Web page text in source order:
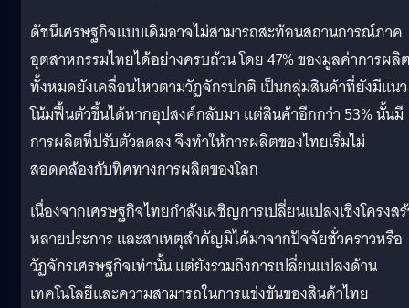
ดัชนีเศรษฐกิจแบบเดิมอาจไม่สามารถสะท้อนสถานการณ์ภาค
อุตสาหกรรมไทยได้อย่างครบถ้วน โดย 47% ของมูลค่าการผลิ
ทั้งหมดยังเคลื่อนไหวตามวัฏจักรปกติ เป็นกลุ่มสินค้าที่ยังมีแนว
โน้มฟื้นตัวขึ้นได้หากอุปสงค์กลับมา แต่สินค้าอีกกว่า 53% นั้นมี
การผลิตที่ปรับตัวลดลง จึงทำให้การผลิตของไทยเริ่มไม่
สอดคล้องกับทิศทางการผลิตของโลก
เนื่องจากเศรษฐกิจไทยกำลังเผชิญการเปลี่ยนแปลงเชิงโครงส
หลายประการ และสาเหตุสำคัญมิได้มาจากปัจจัยชั่วคราวหรือ
วัฏจักรเศรษฐกิจเท่านั้น แต่ยังรวมถึงการเปลี่ยนแปลงด้าน
เทคโนโลยีและความสามารถในการแข่งขันของสินค้าไทย